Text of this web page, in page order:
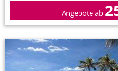
Angebote ab